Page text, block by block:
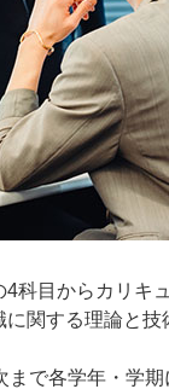
科目からカリキ
関する理論と技
で各学年・学